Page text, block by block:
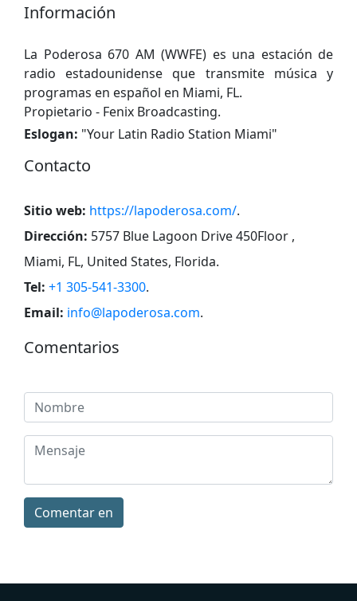
Información
La Poderosa 670 AM (WWFE) es una estación de
radio estadounidense que transmite música y
programas en español en Miami, FL.
Propietario - Fenix ​​​​Broadcasting.
Eslogan: "Your Latin Radio Station Miami"
Contacto
Sitio web: https://lapoderosa.com/.
Dirección: 5757 Blue Lagoon Drive 450Floor ,
Miami, FL, United States, Florida.
Tel: +1 305-541-3300.
Email: info@lapoderosa.com.
Comentarios
Comentar en